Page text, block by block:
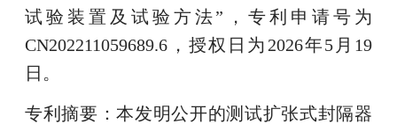
试验装置及试验方法”，专利申请号为
CN202211059689.6，授权日为2026年5月19
日。
专利摘要：本发明公开的测试扩张式封隔器